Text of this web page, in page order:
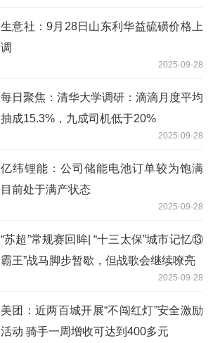
生意社：9月28日山东利华益硫磺价格上
调
2025-09-28
每日聚焦：清华大学调研：滴滴月度平均
抽成15.3%，九成司机低于20%
2025-09-28
亿纬锂能：公司储能电池订单较为饱满
目前处于满产状态
2025-09-28
“苏超”常规赛回眸| “十三太保”城市记忆⑬
霸王”战马脚步暂歇，但战歌会继续嘹亮
2025-09-28
美团：近两百城开展“不闯红灯”安全激励
活动 骑手一周增收可达到400多元